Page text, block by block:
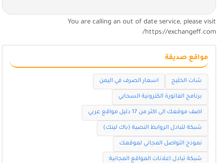
You are calling an out of date service, please visit
https://exchangeff.com/
مواقع صديقة
شات الخليج اسعار الصرف في اليمن
برنامج الفاتورة الكترونية السحابي
اضف موقعك الى اكثر من 17 دليل مواقع عربي
شبكة لتبادل الروابط النصية (باك لينك)
نموذج التواصل المجاني لموقعك
شبكة تبادل اعلانات المواقع المجانية